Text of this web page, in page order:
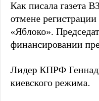
Как писала газета
отмене
«Яблоко».
финансировании
Лидер КПРФ
киевского режима.